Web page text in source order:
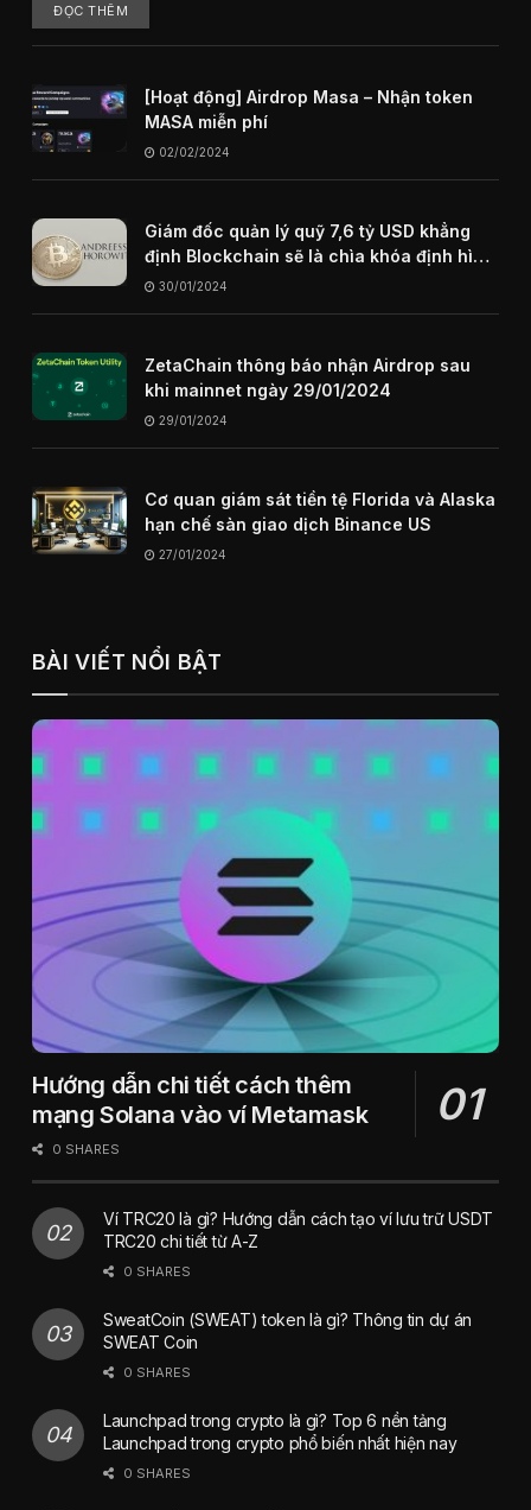
ĐỌC THÊM
[Hoạt động] Airdrop Masa – Nhận token
MASA miễn phí
02/02/2024
Giám đốc quản lý quỹ 7,6 tỷ USD khẳng
định Blockchain sẽ là chìa khóa định hình
internet trong tương lai
30/01/2024
ZetaChain thông báo nhận Airdrop sau
khi mainnet ngày 29/01/2024
29/01/2024
Cơ quan giám sát tiền tệ Florida và Alaska
hạn chế sàn giao dịch Binance US
27/01/2024
BÀI VIẾT NỔI BẬT
Hướng dẫn chi tiết cách thêm
mạng Solana vào ví Metamask
0 SHARES
Ví TRC20 là gì? Hướng dẫn cách tạo ví lưu trữ USDT
TRC20 chi tiết từ A-Z
0 SHARES
SweatCoin (SWEAT) token là gì? Thông tin dự án
SWEAT Coin
0 SHARES
Launchpad trong crypto là gì? Top 6 nền tảng
Launchpad trong crypto phổ biến nhất hiện nay
0 SHARES